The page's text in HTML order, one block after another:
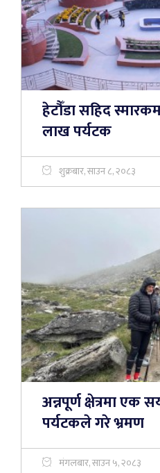
हेटौँडा सहिद
लाख पर्यटक
शुक्रबार, साउन ८, २०८३
अन्नपूर्ण क्षेत्रमा एक
पर्यटकले गरे भ्रमण
मंगलबार, साउन ५, २०८३